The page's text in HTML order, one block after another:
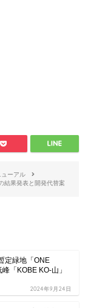
ューアル
結果発表と開発代替案
定緑地「ONE
「KOBE KO-山」
2024年9月24日